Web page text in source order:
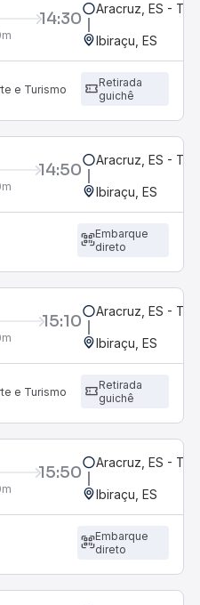
14:30 Aracruz, ES -
Ibiraçu, ES
e Turismo
Retirada
guichê
14:50 Aracruz, ES -
Ibiraçu, ES
Embarque
direto
15:10 Aracruz, ES -
Ibiraçu, ES
e Turismo
Retirada
guichê
15:50 Aracruz, ES -
Ibiraçu, ES
Embarque
direto